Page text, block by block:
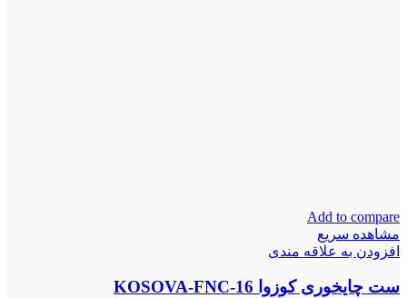
Add to compare
مشاهده سریع
افزودن به علاقه مندی
ست چایخوری کوزوا KOSOVA-FNC-16